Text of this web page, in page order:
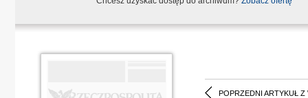
POPRZEDNI ARTYKUŁ Z